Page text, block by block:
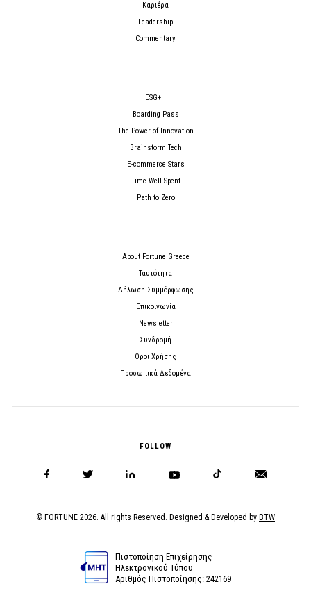
Καριέρα
Leadership
Commentary
ESG+H
Boarding Pass
The Power of Innovation
Brainstorm Tech
E-commerce Stars
Time Well Spent
Path to Zero
About Fortune Greece
Ταυτότητα
Δήλωση Συμμόρφωσης
Επικοινωνία
Newsletter
Συνδρομή
Όροι Χρήσης
Προσωπικά Δεδομένα
FOLLOW
© FORTUNE 2026. All rights Reserved. Designed & Developed by BTW
Πιστοποίηση Επιχείρησης
Ηλεκτρονικού Τύπου
Αριθμός Πιστοποίησης: 242169